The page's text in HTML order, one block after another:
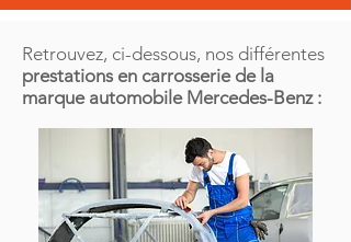
Retrouvez, ci-dessous, nos différentes
prestations en carrosserie de la
marque automobile Mercedes-Benz :